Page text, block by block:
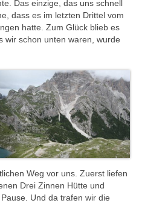
Das einzige, das uns schnell
dass es im letzten Drittel vom
hatte. Zum Glück blieb es
wir schon unten waren, wurde
Weg vor uns. Zuerst liefen
Drei Zinnen Hütte und
Und da trafen wir die